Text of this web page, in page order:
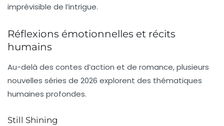
imprévisible de l’intrigue.
Réflexions émotionnelles et récits
humains
Au-delà des contes d’action et de romance, plusieurs
nouvelles séries de 2026 explorent des thématiques
humaines profondes.
Still Shining